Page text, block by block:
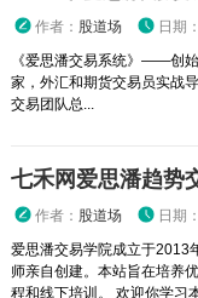
作者： 股道场 日期
《爱思潘交易系统》——创
家，外汇和期货交易员实战
交易团队总...
七禾网爱思潘趋势
作者： 股道场 日期
爱思潘交易学院成立于
师亲自创建。本站旨在培养
程和线下培训。 欢迎你学习